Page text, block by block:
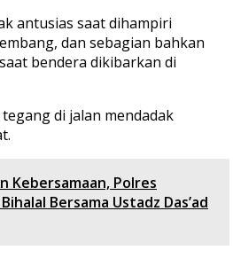
antusias saat dihampiri
dan sebagian bahkan
bendera dikibarkan di
di jalan mendadak
Kebersamaan, Polres
Bersama Ustadz Das’ad